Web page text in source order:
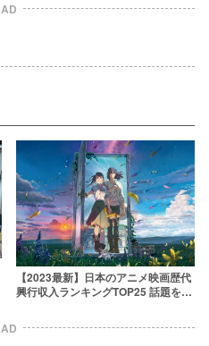
AD
【2023最新】日本のアニメ映画歴代
興行収入ランキングTOP25 話題をさ
AD